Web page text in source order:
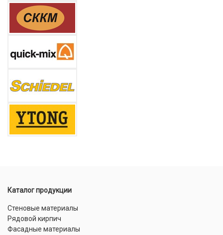
Каталог продукции
Стеновые материалы
Рядовой кирпич
Фасадные материалы